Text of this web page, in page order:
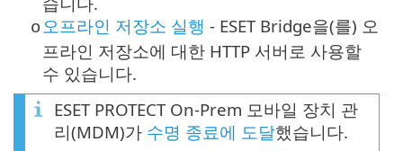
o오프라인 저장소 실행 - ESET Bridge을(를) 오
프라인 저장소에 대한 HTTP 서버로 사용할
수 있습니다.
ESET PROTECT On-Prem 모바일 장치 관
리(MDM)가 수명 종료에 도달했습니다.